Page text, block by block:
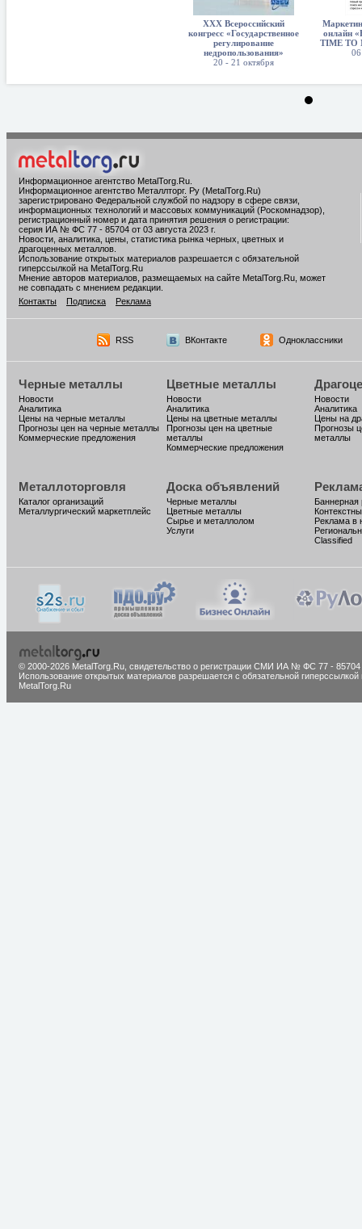
XXX Всероссийский
конгресс «Государственное
регулирование
недропользования»
20 - 21 октября
онлайн
TIME TO
06
Информационное агентство MetalTorg.Ru
Информационное агентство Металлторг. Ру (MetalTorg.Ru)
зарегистрировано Федеральной службой по надзору в сфере связи,
информационных технологий и массовых коммуникаций (Роскомнадзор),
регистрационный номер и дата принятия решения о регистрации:
серия ИА № ФС 77 - 85704 от 03 августа 2023 г.
Новости, аналитика, цены, статистика рынка черных, цветных и
драгоценных металлов.
Использование открытых материалов разрешается с обязательной
гиперссылкой на MetalTorg.Ru
Мнение авторов материалов, размещаемых на сайте MetalTorg.Ru, может
не совпадать с мнением редакции.
Контакты
Подписка Реклама
RSS ВКонтакте Одноклассники
Черные металлы
Новости
Аналитика
Цены на черные металлы
Прогнозы цен на черные металлы
Коммерческие предложения
Цветные металлы
Новости
Аналитика
Цены на цветные металлы
Прогнозы цен на цветные
металлы
Коммерческие предложения
Новости
Аналитика
Цены на
Прогнозы
металлы
Металлоторговля
Каталог организаций
Металлургический маркетплейс
Доска объявлений
Черные металлы
Цветные металлы
Сырье и металлолом
Услуги
Баннерная
Реклама в
Classified
© 2000-2026 MetalTorg.Ru, cвидетельство о регистрации СМИ ИА № ФС 77 - 85704
Использование открытых материалов разрешается с обязательной гиперссылкой
MetalTorg.Ru